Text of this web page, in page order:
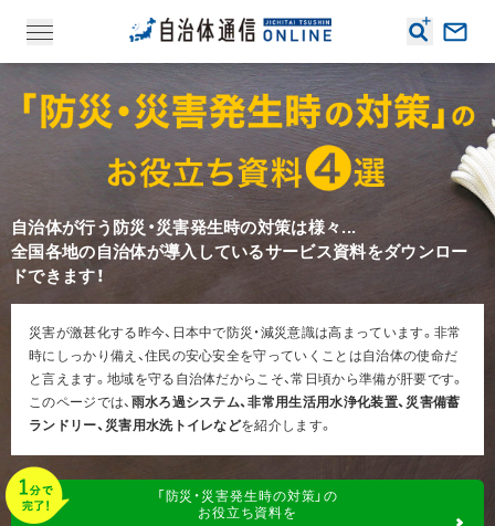
自治体が行う防災・災害発生時の対策は様々...
全国各地の自治体が導入しているサービス資料をダウンロー
ドできます！
災害が激甚化する昨今、日本中で防災・減災意識は高まっています。非常
時にしっかり備え、住民の安心安全を守っていくことは自治体の使命だ
と言えます。地域を守る自治体だからこそ、常日頃から準備が肝要です。
このページでは、 雨水ろ過システム、非常用生活用水浄化装置、災害備蓄
ランドリー、災害用水洗トイレなどを紹介します。
「防災・災害発生時の対策」の
お役立ち資料を